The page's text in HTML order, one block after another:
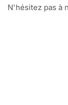
N'hésitez pas à